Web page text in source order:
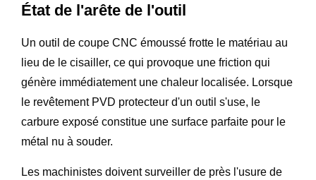
État de l'arête de l'outil
Un outil de coupe CNC émoussé frotte le matériau au
lieu de le cisailler, ce qui provoque une friction qui
génère immédiatement une chaleur localisée. Lorsque
le revêtement PVD protecteur d'un outil s'use, le
carbure exposé constitue une surface parfaite pour le
métal nu à souder.
Les machinistes doivent surveiller de près l'usure de